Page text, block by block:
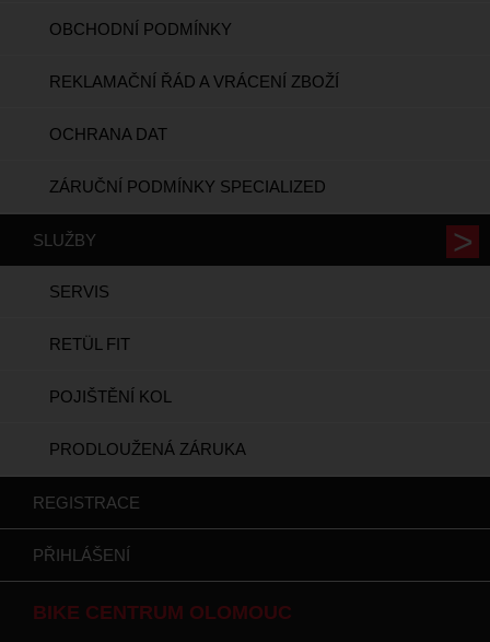
OBCHODNÍ PODMÍNKY
REKLAMAČNÍ ŘÁD A VRÁCENÍ ZBOŽÍ
OCHRANA DAT
ZÁRUČNÍ PODMÍNKY SPECIALIZED
SLUŽBY
SERVIS
RETÜL FIT
POJIŠTĚNÍ KOL
PRODLOUŽENÁ ZÁRUKA
REGISTRACE
PŘIHLÁŠENÍ
BIKE CENTRUM OLOMOUC